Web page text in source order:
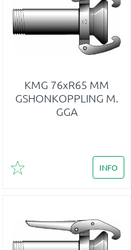
KMG 76xR65 MM
GSHONKOPPLING M.
GGA
Lägg till i favoriter
INFO